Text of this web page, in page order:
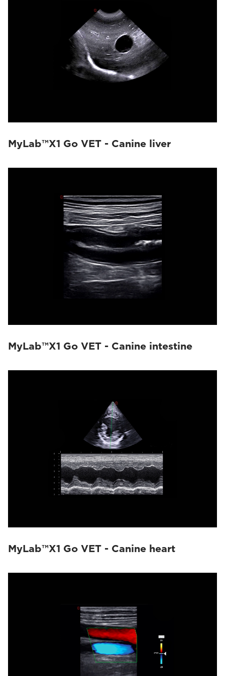
MyLab™X1 Go VET - Canine liver
MyLab™X1 Go VET - Canine intestine
MyLab™X1 Go VET - Canine heart